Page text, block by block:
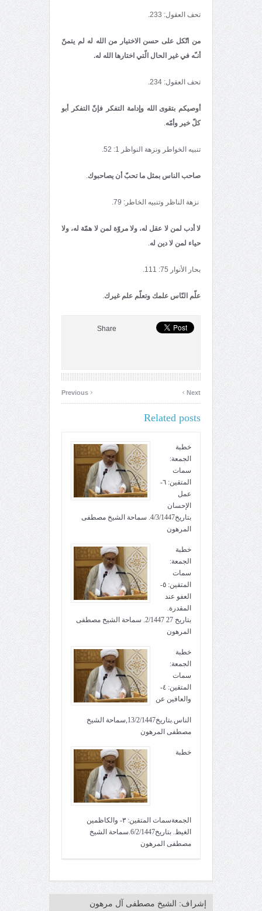
تحف العقول: 233.
من اتّكل على حسن الاختیار من الله له لم یتمنّ
أنـّه في غیر الحال الّتي اختارها الله له.
تحف العقول: 234.
أوصیكم بتقوى الله وإدامة التفكر فإنّ التفكر أبو
كلّ خیر وأمّه.
تنبيه الخواطر ونزهة النواظر 1: 52.
صاحب الناس بمثل ما تحبّ أن یصاحبوك.
نزهة الناظر وتنبيه الخاطر: 79.
لا أدب لمن لا عقل له، ولا مروّة لمن لا همّة له، ولا
حیاء لمن لا دین له.
بحار الأنوار 75: 111.
علّم النّاس علمك وتعلّم علم غیرك.
Share
‹ Next
›
Related posts
خطبة
الجمعة:
سمات
المتقين: ٦-
عمل
الإحسان
بتاريخ4/3/1447. سماحة الشيخ مصطفى
المرهون
خطبة
الجمعة:
سمات
المتقين: ٥-
العفو عند
المقدرة.
بتاريخ 27 2/1447. سماحة الشيخ مصطفى
المرهون
خطبة
الجمعة:
سمات
المتقين: ٤-
والعافين عن
الناس.بتاريخ13/2/1447,سماحة الشيخ
مصطفى المرهون
خطبة
الجمعةسمات المتقين: ٣- والكاظمين
الغيظ. بتاريخ6/2/1447.سماحة الشيخ
مصطفى المرهون
إشراف: الشيخ مصطفى آل مرهون